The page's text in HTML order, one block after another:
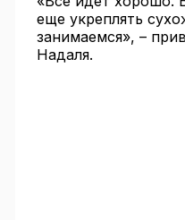
еще укреплять
занимаемся», –
Надаля.